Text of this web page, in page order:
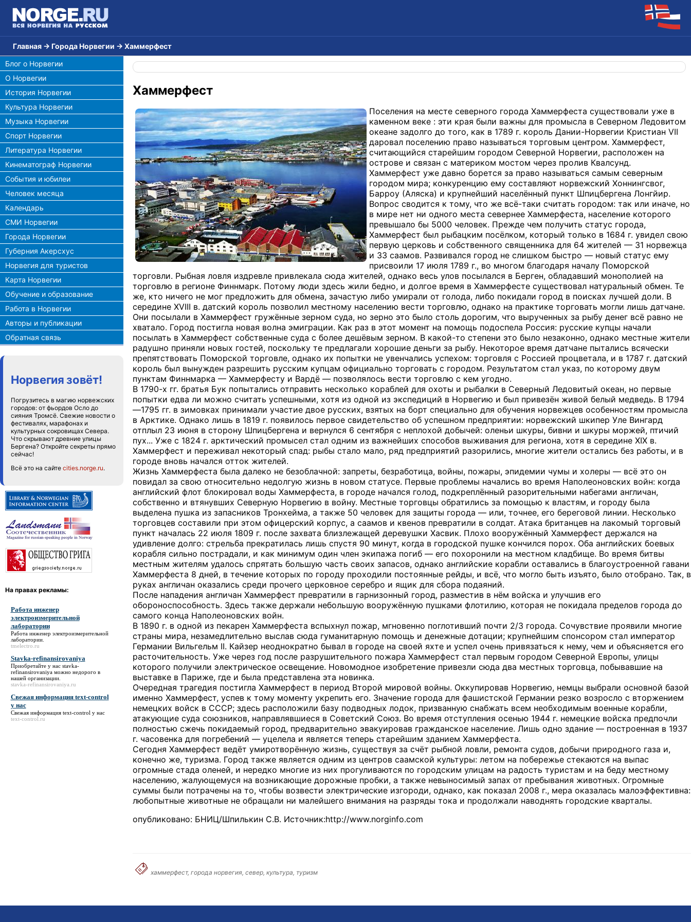
Главная → Города Норвегии → Хаммерфест
Блог о Норвегии
О Норвегии
История Норвегии
Культура Норвегии
Музыка Норвегии
Спорт Норвегии
Литература Норвегии
Кинематограф Норвегии
События и юбилеи
Человек месяца
Календарь
СМИ Норвегии
Города Норвегии
Губерния Акерсхус
Норвегия для туристов
Карта Норвегии
Обучение и образование
Работа в Норвегии
Авторы и публикации
Обратная связь
Норвегия зовёт!
Погрузитесь в магию норвежских
городов: от фьордов Осло до
сияния Тромсё. Свежие новости о
фестивалях, марафонах и
культурных сокровищах Севера.
Что скрывают древние улицы
Бергена? Откройте секреты прямо
сейчас!
Всё это на сайте cities.norge.ru.
На правах рекламы:
Работа инженер
электроизмерительной
лаборатории
Работа инженер электроизмерительной
лаборатории.
tmelectro.ru
Stavka-refinansirovaniya
Приобретайте у нас stavka-
refinansirovaniyaможно недорого в
нашей организации.
stavka-refinansirovaniya.ru
Свежая информация text-control
у нас
Свежая информация text-control у нас
text-control.ru
Хаммерфест
Поселения на месте северного города Хаммерфеста существовали уже в
каменном веке : эти края были важны для промысла в Северном Ледовитом
океане задолго до того, как в 1789 г. король Дании-Норвегии Кристиан VII
даровал поселению право называться торговым центром. Хаммерфест,
считающийся старейшим городом Северной Норвегии, расположен на
острове и связан с материком мостом через пролив Квалсунд.
Хаммерфест уже давно борется за право называться самым северным
городом мира; конкуренцию ему составляют норвежский Хоннингсвог,
Барроу (Аляска) и крупнейший населённый пункт Шпицбергена Лонгйир.
Вопрос сводится к тому, что же всё-таки считать городом: так или иначе, но
в мире нет ни одного места севернее Хаммерфеста, население которого
превышало бы 5000 человек. Прежде чем получить статус города,
Хаммерфест был рыбацким посёлком, который только в 1684 г. увидел свою
первую церковь и собственного священника для 64 жителей — 31 норвежца
и 33 саамов. Развивался город не слишком быстро — новый статус ему
присвоили 17 июля 1789 г., во многом благодаря началу Поморской
торговли. Рыбная ловля издревле привлекала сюда жителей, однако весь улов посылался в Берген, обладавший монополией на
торговлю в регионе Финнмарк. Потому люди здесь жили бедно, и долгое время в Хаммерфесте существовал натуральный обмен. Те
же, кто ничего не мог предложить для обмена, зачастую либо умирали от голода, либо покидали город в поисках лучшей доли. В
середине XVIII в. датский король позволил местному населению вести торговлю, однако на практике торговать могли лишь датчане.
Они посылали в Хаммерфест гружённые зерном суда, но зерно это было столь дорогим, что вырученных за рыбу денег всё равно не
хватало. Город постигла новая волна эмиграции. Как раз в этот момент на помощь подоспела Россия: русские купцы начали
посылать в Хаммерфест собственные суда с более дешёвым зерном. В какой-то степени это было незаконно, однако местные жители
радушно приняли новых гостей, поскольку те предлагали хорошие деньги за рыбу. Некоторое время датчане пытались всячески
препятствовать Поморской торговле, однако их попытки не увенчались успехом: торговля с Россией процветала, и в 1787 г. датский
король был вынужден разрешить русским купцам официально торговать с городом. Результатом стал указ, по которому двум
пунктам Финнмарка — Хаммерфесту и Вардё — позволялось вести торговлю с кем угодно.
В 1790-х гг. братья Бук попытались отправить несколько кораблей для охоты и рыбалки в Северный Ледовитый океан, но первые
попытки едва ли можно считать успешными, хотя из одной из экспедиций в Норвегию и был привезён живой белый медведь. В 1794
—1795 гг. в зимовках принимали участие двое русских, взятых на борт специально для обучения норвежцев особенностям промысла
в Арктике. Однако лишь в 1819 г. появилось первое свидетельство об успешном предприятии: норвежский шкипер Уле Вингард
отплыл 23 июня в сторону Шпицбергена и вернулся 6 сентября с неплохой добычей: оленьи шкуры, бивни и шкуры моржей, птичий
пух... Уже с 1824 г. арктический промысел стал одним из важнейших способов выживания для региона, хотя в середине XIX в.
Хаммерфест и переживал некоторый спад: рыбы стало мало, ряд предприятий разорились, многие жители остались без работы, и в
городе вновь начался отток жителей.
Жизнь Хаммерфеста была далеко не безоблачной: запреты, безработица, войны, пожары, эпидемии чумы и холеры — всё это он
повидал за свою относительно недолгую жизнь в новом статусе. Первые проблемы начались во время Наполеоновских войн: когда
английский флот блокировал воды Хаммерфеста, в городе начался голод, подкреплённый разорительными набегами англичан,
собственно и втянувших Северную Норвегию в войну. Местные торговцы обратились за помощью к властям, и городу была
выделена пушка из запасников Тронхейма, а также 50 человек для защиты города — или, точнее, его береговой линии. Несколько
торговцев составили при этом офицерский корпус, а саамов и квенов превратили в солдат. Атака британцев на лакомый торговый
пункт началась 22 июля 1809 г. после захвата близлежащей деревушки Хасвик. Плохо вооружённый Хаммерфест держался на
удивление долго: стрельба прекратилась лишь спустя 90 минут, когда в городской пушке кончился порох. Оба английских боевых
корабля сильно пострадали, и как минимум один член экипажа погиб — его похоронили на местном кладбище. Во время битвы
местным жителям удалось спрятать большую часть своих запасов, однако английские корабли оставались в благоустроенной гавани
Хаммерфеста 8 дней, в течение которых по городу проходили постоянные рейды, и всё, что могло быть изъято, было отобрано. Так, в
руках англичан оказались среди прочего церковное серебро и ящик для сбора подаяний.
После нападения англичан Хаммерфест превратили в гарнизонный город, разместив в нём войска и улучшив его
обороноспособность. Здесь также держали небольшую вооружённую пушками флотилию, которая не покидала пределов города до
самого конца Наполеоновских войн.
В 1890 г. в одной из пекарен Хаммерфеста вспыхнул пожар, мгновенно поглотивший почти 2/3 города. Сочувствие проявили многие
страны мира, незамедлительно выслав сюда гуманитарную помощь и денежные дотации; крупнейшим спонсором стал император
Германии Вильгельм II. Кайзер неоднократно бывал в городе на своей яхте и успел очень привязаться к нему, чем и объясняется его
расточительность. Уже через год после разрушительного пожара Хаммерфест стал первым городом Северной Европы, улицы
которого получили электрическое освещение. Новомодное изобретение привезли сюда два местных торговца, побывавшие на
выставке в Париже, где и была представлена эта новинка.
Очередная трагедия постигла Хаммерфест в период Второй мировой войны. Оккупировав Норвегию, немцы выбрали основной базой
именно Хаммерфест, успев к тому моменту укрепить его. Значение города для фашистской Германии резко возросло с вторжением
немецких войск в СССР; здесь расположили базу подводных лодок, призванную снабжать всем необходимым военные корабли,
атакующие суда союзников, направлявшиеся в Советский Союз. Во время отступления осенью 1944 г. немецкие войска предпочли
полностью сжечь покидаемый город, предварительно эвакуировав гражданское население. Лишь одно здание — построенная в 1937
г. часовенка для погребений — уцелела и является теперь старейшим зданием Хаммерфеста.
Сегодня Хаммерфест ведёт умиротворённую жизнь, существуя за счёт рыбной ловли, ремонта судов, добычи природного газа и,
конечно же, туризма. Город также является одним из центров саамской культуры: летом на побережье стекаются на выпас
огромные стада оленей, и нередко многие из них прогуливаются по городским улицам на радость туристам и на беду местному
населению, жалующемуся на возникающие дорожные пробки, а также невыносимый запах от пребывания животных. Огромные
суммы были потрачены на то, чтобы возвести электрические изгороди, однако, как показал 2008 г., мера оказалась малоэффективна:
любопытные животные не обращали ни малейшего внимания на разряды тока и продолжали наводнять городские кварталы.
опубликовано: БНИЦ/Шпилькин С.В. Источник:http://www.norginfo.com
хаммерфест, города норвегия, север, культура, туризм